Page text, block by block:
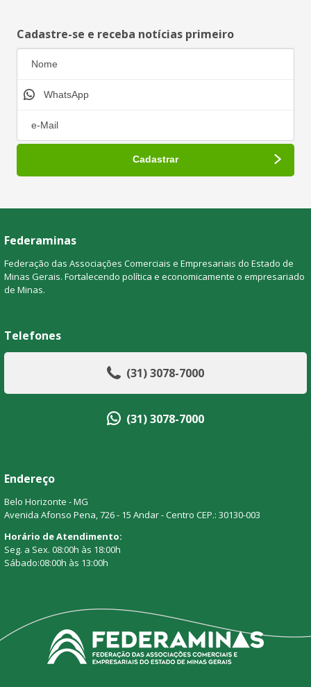
Cadastre-se e receba notícias primeiro
Federaminas
Federação das Associações Comerciais e Empresariais do Estado de
Minas Gerais. Fortalecendo política e economicamente o empresariado
de Minas.
Telefones
(31) 3078-7000
(31) 3078-7000
Endereço
Belo Horizonte - MG
Avenida Afonso Pena, 726 - 15 Andar - Centro CEP.: 30130-003
Horário de Atendimento:
Seg. a Sex. 08:00h às 18:00h
Sábado:08:00h às 13:00h